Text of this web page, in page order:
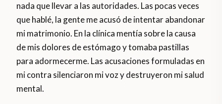
nada que llevar a las autoridades. Las pocas veces
que hablé, la gente me acusó de intentar abandonar
mi matrimonio. En la clínica mentía sobre la causa
de mis dolores de estómago y tomaba pastillas
para adormecerme. Las acusaciones formuladas en
mi contra silenciaron mi voz y destruyeron mi salud
mental.